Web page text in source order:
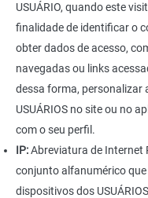
USUÁRIO, quando este
finalidade de identificar o
obter dados de acesso,
navegadas ou links
dessa forma, personalizar
USUÁRIOS no site ou no
com o seu perfil.
IP:Abreviatura de Internet
conjunto alfanumérico
dispositivos dos